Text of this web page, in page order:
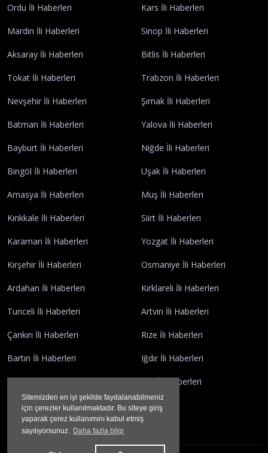
Sitemizden en iyi şekilde faydalanabilmeniz
için çerezler kullanılmaktadır. Bu siteye giriş
yaparak çerez kullanımını kabul etmiş
sayılıyorsunuz. Daha fazla bilgi
Ordu İli Haberleri Kars İli Haberleri
Mardin İli Haberleri Sinop İli Haberleri
Aksaray İli Haberleri Bitlis İli Haberleri
Tokat İli Haberleri Trabzon İli Haberleri
Nevşehir İli Haberleri Şırnak İli Haberleri
Batman İli Haberleri Yalova İli Haberleri
Bayburt İli Haberleri Niğde İli Haberleri
Bingöl İli Haberleri Uşak İli Haberleri
Amasya İli Haberleri Muş İli Haberleri
Kırıkkale İli Haberleri Siirt İli Haberleri
Karaman İli Haberleri Yozgat İli Haberleri
Kırşehir İli Haberleri Osmaniye İli Haberleri
Ardahan İli Haberleri Kırklareli İli Haberleri
Tunceli İli Haberleri Artvin İli Haberleri
Çankırı İli Haberleri Rize İli Haberleri
Bartın İli Haberleri Iğdır İli Haberleri
Giresun İli Haberleri Kilis İli Haberleri
Gümüşhane İli Haberleri